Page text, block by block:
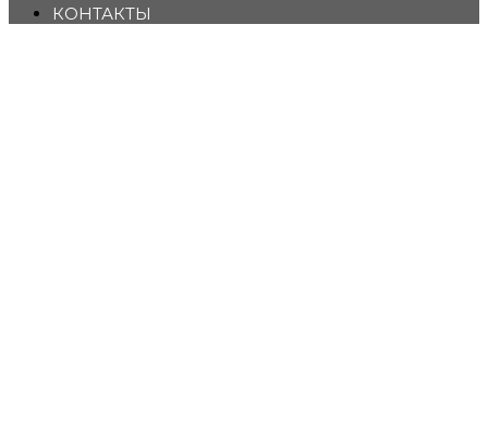
КОНТАКТЫ